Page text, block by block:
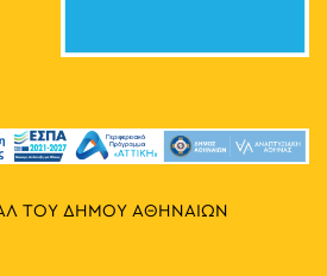
ΤΟΥ ΔΗΜΟΥ ΑΘΗΝΑΙΩΝ